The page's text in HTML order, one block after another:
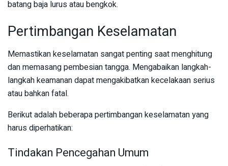
batang baja lurus atau bengkok.
Pertimbangan Keselamatan
Memastikan keselamatan sangat penting saat menghitung
dan memasang pembesian tangga. Mengabaikan langkah-
langkah keamanan dapat mengakibatkan kecelakaan serius
atau bahkan fatal.
Berikut adalah beberapa pertimbangan keselamatan yang
harus diperhatikan:
Tindakan Pencegahan Umum